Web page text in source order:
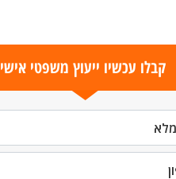
קבלו עכשיו ייעוץ משפטי אישי